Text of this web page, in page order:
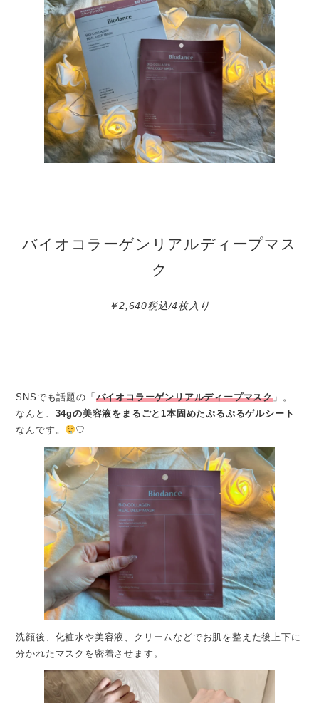
バイオコラーゲンリアルディープマス
ク
￥2,640税込/4枚入り
SNSでも話題の「バイオコラーゲンリアルディープマスク 」。
なんと、 34gの美容液をまるごと1本固めたぷるぷるゲルシート
なんです。
♡
洗顔後、化粧水や美容液、クリームなどでお肌を整えた後上下に
分かれたマスクを密着させます。